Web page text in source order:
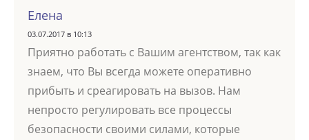
Елена
03.07.2017 в 10:13
Приятно работать с Вашим агентством, так как
знаем, что Вы всегда можете оперативно
прибыть и среагировать на вызов. Нам
непросто регулировать все процессы
безопасности своими силами, которые